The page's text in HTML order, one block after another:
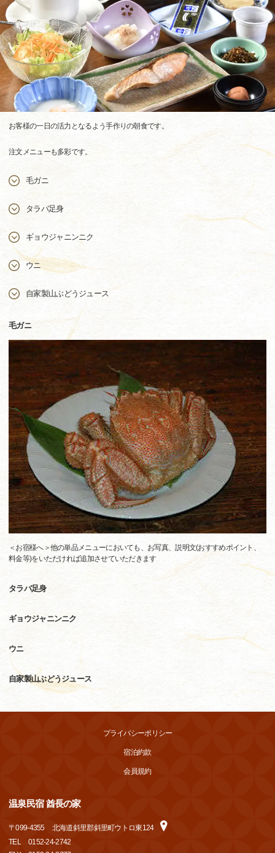
お客様の一日の活力となるよう手作りの朝食です。
注文メニューも多彩です。
毛ガニ
タラバ足身
ギョウジャニンニク
ウニ
自家製山ぶどうジュース
毛ガニ
＜お宿様へ＞他の単品メニューにおいても、お写真、説明文(おすすめポイント、
料金等)をいただければ追加させていただきます
タラバ足身
ギョウジャニンニク
ウニ
自家製山ぶどうジュース
プライバシーポリシー
宿泊約款
会員規約
温泉民宿 酋長の家
〒099-4355
北海道斜里郡斜里町ウトロ東124
TEL
0152-24-2742